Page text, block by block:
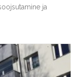
ja